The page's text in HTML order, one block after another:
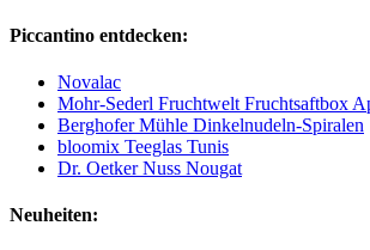
Piccantino entdecken:
Novalac
Mohr-Sederl Fruchtwelt Fruchtsaftbox
Berghofer Mühle Dinkelnudeln-Spiralen
bloomix Teeglas Tunis
Dr. Oetker Nuss Nougat
Neuheiten: